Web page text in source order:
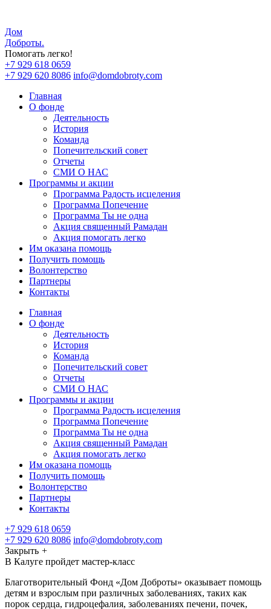
Дом
Доброты.
Помогать легко!
+7 929 618 0659
+7 929 620 8086 info@domdobroty.com
Главная
О фонде
Деятельность
История
Команда
Попечительский совет
Отчеты
СМИ О НАС
Программы и акции
Программа Радость исцеления
Программа Попечение
Программа Ты не одна
Акция священный Рамадан
Акция помогать легко
Им оказана помощь
Получить помощь
Волонтерство
Партнеры
Контакты
Главная
О фонде
Деятельность
История
Команда
Попечительский совет
Отчеты
СМИ О НАС
Программы и акции
Программа Радость исцеления
Программа Попечение
Программа Ты не одна
Акция священный Рамадан
Акция помогать легко
Им оказана помощь
Получить помощь
Волонтерство
Партнеры
Контакты
+7 929 618 0659
+7 929 620 8086 info@domdobroty.com
Закрыть +
В Калуге пройдет мастер-класс
Благотворительный Фонд «Дом Доброты» оказывает помощь
детям и взрослым при различных заболеваниях, таких как
порок сердца, гидроцефалия, заболеваниях печени, почек,